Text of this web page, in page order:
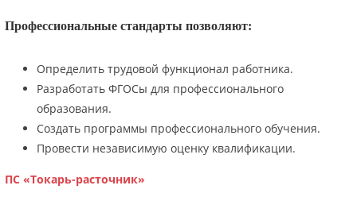
Профессиональные стандарты позволяют:
Определить трудовой функционал работника.
Разработать ФГОСы для профессионального
образования.
Создать программы профессионального обучения.
Провести независимую оценку квалификации.
ПС «Токарь-расточник»